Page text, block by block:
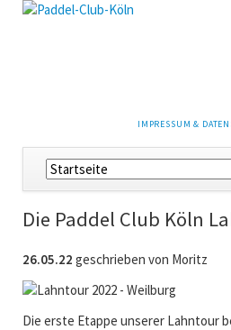
NAVIGATION
IMPRESSUM &
Navigation
überspringen
Die Paddel Club Köln
26.05.22 geschrieben von Moritz
Die erste Etappe unserer Lahntour